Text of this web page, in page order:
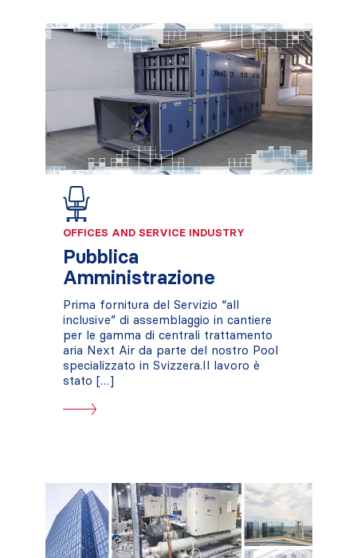
OFFICES AND SERVICE INDUSTRY
Pubblica
Amministrazione
Prima fornitura del Servizio “all
inclusive” di assemblaggio in cantiere
per le gamma di centrali trattamento
aria Next Air da parte del nostro Pool
specializzato in Svizzera.Il lavoro è
stato […]